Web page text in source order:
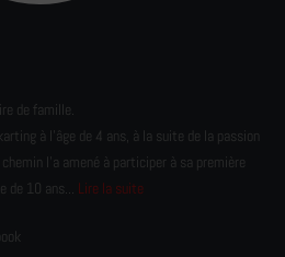
de famille.
à l’âge de 4 ans, à la suite de la passion
l'a amené à participer à sa première
de 10 ans... Lire la suite